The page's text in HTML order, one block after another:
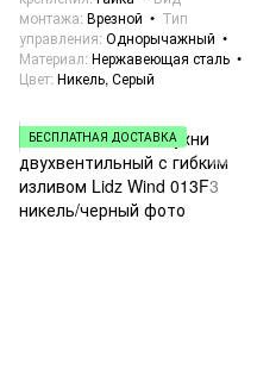
монтажа Врезной
Тип
управления Однорычажный
Материал Нержавеющая сталь
Цвет Никель, Серый
БЕСПЛАТНАЯ ДОСТАВКА